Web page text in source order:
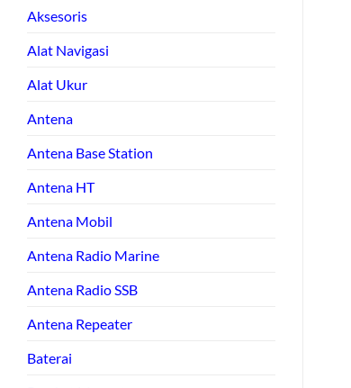
Aksesoris
Alat Navigasi
Alat Ukur
Antena
Antena Base Station
Antena HT
Antena Mobil
Antena Radio Marine
Antena Radio SSB
Antena Repeater
Baterai